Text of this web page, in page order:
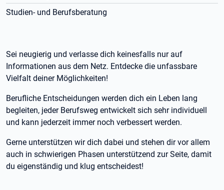
Studien- und Berufsberatung
Sei neugierig und verlasse dich keinesfalls nur auf
Informationen aus dem Netz. Entdecke die unfassbare
Vielfalt deiner Möglichkeiten!
Berufliche Entscheidungen werden dich ein Leben lang
begleiten, jeder Berufsweg entwickelt sich sehr individuell
und kann jederzeit immer noch verbessert werden.
Gerne unterstützen wir dich dabei und stehen dir vor allem
auch in schwierigen Phasen unterstützend zur Seite, damit
du eigenständig und klug entscheidest!